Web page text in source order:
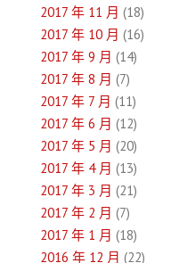
2017 年 11 月 (18)
2017 年 10 月 (16)
2017 年 9 月 (14)
2017 年 8 月 (7)
2017 年 7 月 (11)
2017 年 6 月 (12)
2017 年 5 月 (20)
2017 年 4 月 (13)
2017 年 3 月 (21)
2017 年 2 月 (7)
2017 年 1 月 (18)
2016 年 12 月 (22)